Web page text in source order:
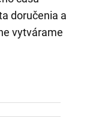
doručenia a
vytvárame